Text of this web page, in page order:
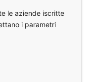
le aziende iscritte
i parametri